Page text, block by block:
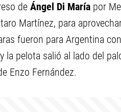
de Ángel Di María por
Martínez, para
fueron para Argentina
la pelota salió al lado del
Enzo Fernández.